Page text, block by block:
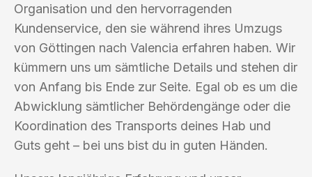
Organisation und den hervorragenden
Kundenservice, den sie während ihres Umzugs
von Göttingen nach Valencia erfahren haben. Wir
kümmern uns um sämtliche Details und stehen dir
von Anfang bis Ende zur Seite. Egal ob es um die
Abwicklung sämtlicher Behördengänge oder die
Koordination des Transports deines Hab und
Guts geht – bei uns bist du in guten Händen.